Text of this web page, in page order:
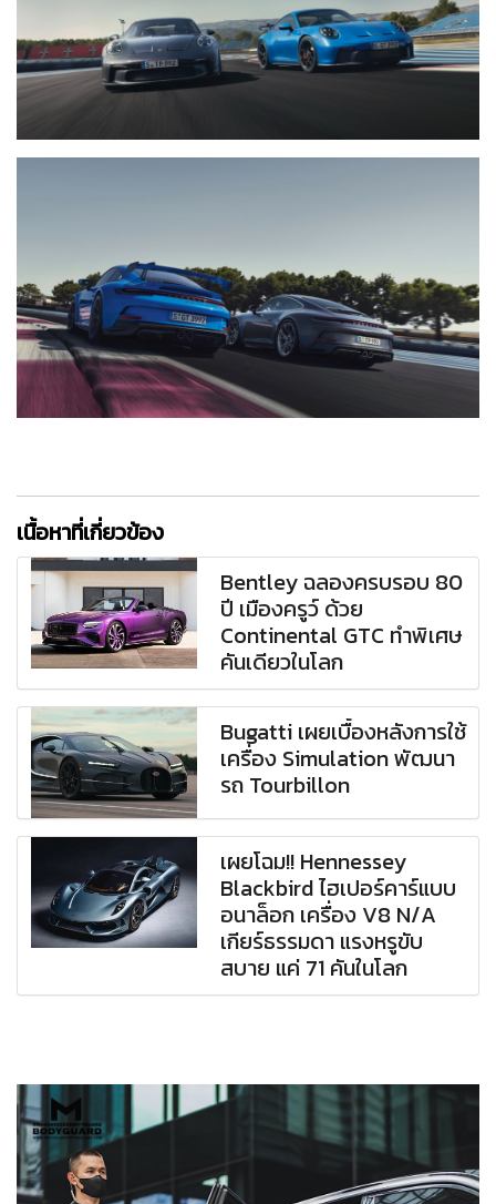
เนื้อหาที่เกี่ยวข้อง
Bentley ฉลองครบรอบ 80
ปี เมืองครูว์ ด้วย
Continental GTC ทำพิเศษ
คันเดียวในโลก
Bugatti เผยเบื้องหลังการใช้
เครื่อง Simulation พัฒนา
รถ Tourbillon
เผยโฉม!! Hennessey
Blackbird ไฮเปอร์คาร์แบบ
อนาล็อก เครื่อง V8 N/A
เกียร์ธรรมดา แรงหรูขับ
สบาย แค่ 71 คันในโลก